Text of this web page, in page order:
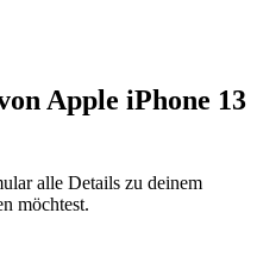
Apple iPhone 13
alle Details zu deinem
möchtest.